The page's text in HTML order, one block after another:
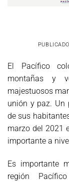
El Pacífico
montañas y
majestuosos
unión y paz. Un
de sus
marzo del 2021
importante a
Es importante
región